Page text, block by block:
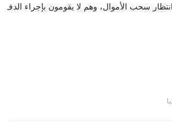
وأنا في انتظار سحب الأموال، وهم لا يقومون بإجراء الدف